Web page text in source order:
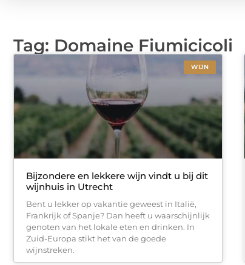
Tag: Domaine Fiumicicoli
WIJN
Bijzondere en lekkere wijn vindt u bij dit
wijnhuis in Utrecht
Bent u lekker op vakantie geweest in Italië,
Frankrijk of Spanje? Dan heeft u waarschijnlijk
genoten van het lokale eten en drinken. In
Zuid-Europa stikt het van de goede
wijnstreken.